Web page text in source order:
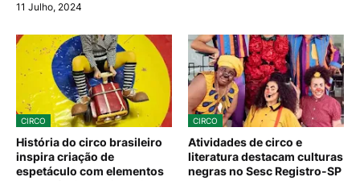
11 Julho, 2024
CIRCO
História do circo brasileiro
inspira criação de
espetáculo com elementos
CIRCO
Atividades de circo e
literatura destacam culturas
negras no Sesc Registro-SP